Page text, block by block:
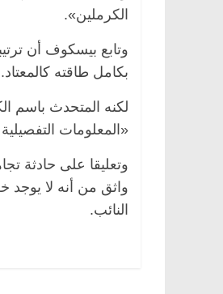
الكرملين».
وتابع بيسكوف أن
بكامل طاقته كالمعتاد.
لكنه المتحدث باسم
«المعلومات
وتعليقا على حادثة
واثق من أنه لا
النائب.